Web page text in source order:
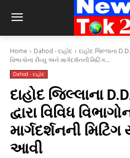
Home Dahod - દાહોદ
દાહોદ જિલ્લાના
વિભાગોના રીવ્યુ અને માર્ગદર્શનની મિટિંગ...
Dahod - દાહોદ
દાહોદ જિલ્લાના
દ્વારા વિવિધ
માર્ગદર્શનની
આવી